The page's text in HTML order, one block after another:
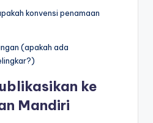
konvensi penamaan
(apakah ada
ke
Mandiri